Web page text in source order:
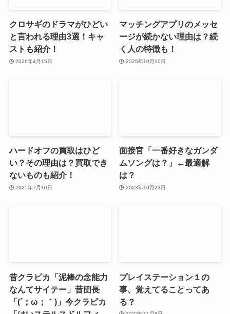
クロサギのドラマがひどい
と言われる理由3選！キャ
ストも紹介！
2026年4月15日
マッチングアプリのメッセ
ージが続かない理由は？続
く人の特徴も！
2025年10月10日
ハードオフの買取はひど
い？その理由は？買取でき
ないものも紹介！
2025年7月10日
面接官「一番好きなガンダ
ムソングは？」←最適解
は？
2023年10月23日
昔クラピカ「泥棒の念能力
なんてサイテー」昔団長
「(´；ω；｀)」今クラピカ
プレイステーション１の
事、覚えてることってあ
る？